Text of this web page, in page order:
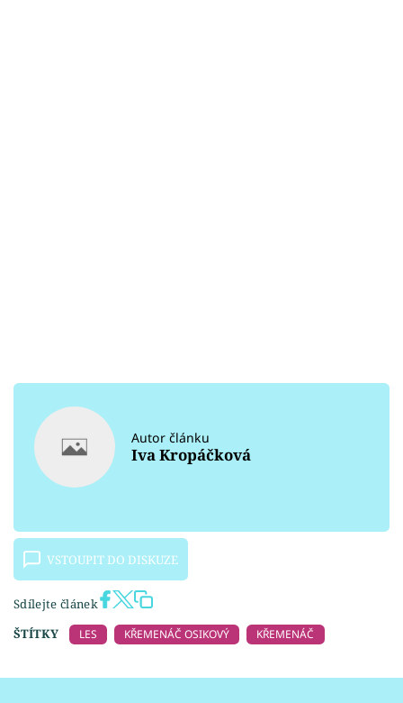
Autor článku
Iva Kropáčková
VSTOUPIT DO DISKUZE
Sdílejte článek
ŠTÍTKY
LES KŘEMENÁČ OSIKOVÝ KŘEMENÁČ